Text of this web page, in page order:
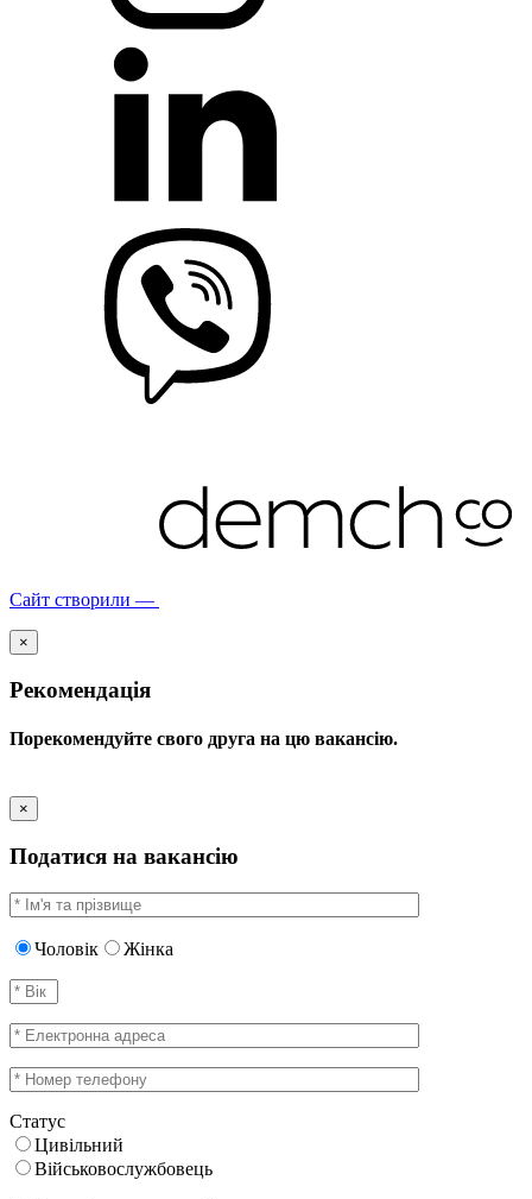
Сайт створили —
×
Рекомендація
Порекомендуйте свого друга на цю вакансію.
×
Податися на вакансію
Чоловік Жінка
Статус
Цивільний
Військовослужбовець